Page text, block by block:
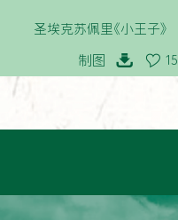
圣埃克苏佩里《小王子》
制图 15